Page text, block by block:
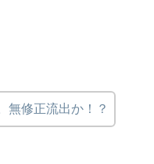
無修正流出か！？